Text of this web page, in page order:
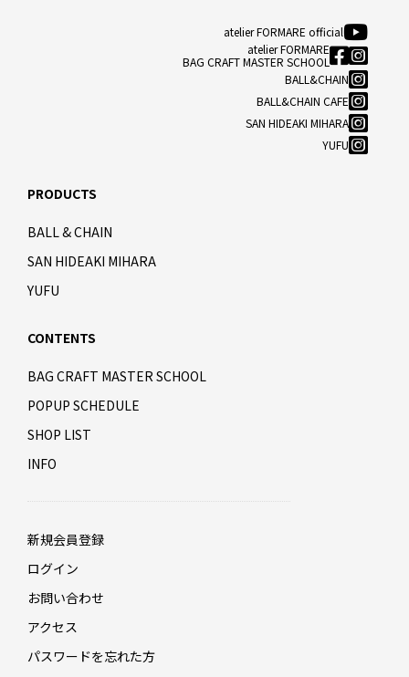
atelier FORMARE official
atelier FORMARE
BAG CRAFT MASTER SCHOOL
BALL&CHAIN
BALL&CHAIN CAFE
SAN HIDEAKI MIHARA
YUFU
PRODUCTS
BALL & CHAIN
SAN HIDEAKI MIHARA
YUFU
CONTENTS
BAG CRAFT MASTER SCHOOL
POPUP SCHEDULE
SHOP LIST
INFO
新規会員登録
ログイン
お問い合わせ
アクセス
パスワードを忘れた方